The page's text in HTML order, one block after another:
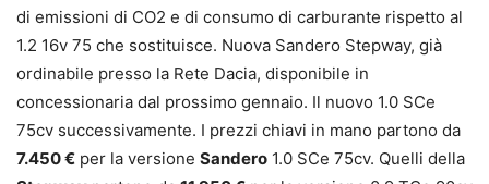
di emissioni di CO2 e di consumo di carburante rispetto al
1.2 16v 75 che sostituisce. Nuova Sandero Stepway, già
ordinabile presso la Rete Dacia, disponibile in
concessionaria dal prossimo gennaio. Il nuovo 1.0 SCe
75cv successivamente. I prezzi chiavi in mano partono da
7.450 € per la versione Sandero 1.0 SCe 75cv. Quelli della